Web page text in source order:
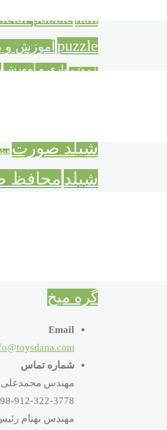
puzzlenail
puzzle آموزش و
بازی فکری بازی و آموزش
شیلد صورت
شیلد محافظ
گره میخ
Email
شماره تماس
مهندس محمدعلی
912-322-3778
مهندس بهنام